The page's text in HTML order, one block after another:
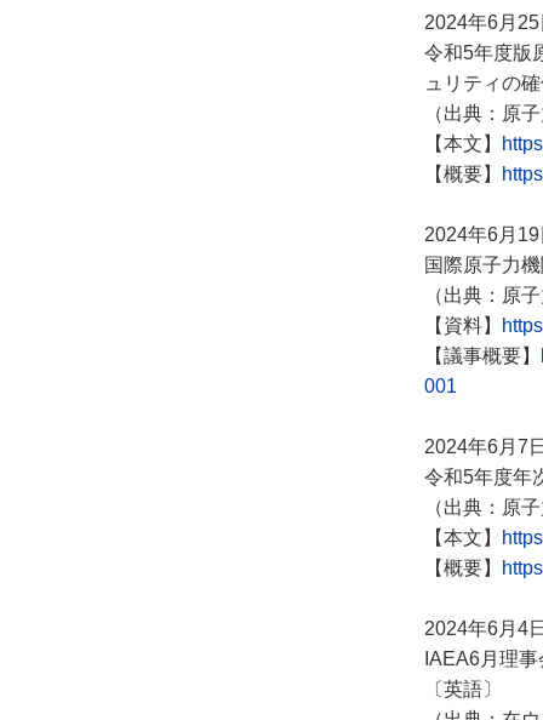
2024年6月25
令和5年度版
ュリティの
（出典：原
【本文】
【概要】
2024年6月19
国際原子力
（出典：原
【資料】
【議事概要】
001
2024年6月7
令和5年度年
（出典：原
【本文】
【概要】
2024年6月4
IAEA6月理
〔英語〕